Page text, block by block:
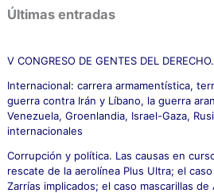
c
a
p
r
:
Últimas entradas
V CONGRESO DE GENTES DEL
Internacional: carrera armamentística,
guerra contra Irán y Líbano, la guerra
Venezuela, Groenlandia, Israel-Gaza,
internacionales
Corrupción y política. Las causas en
rescate de la aerolínea Plus Ultra; el
Zarrías implicados; el caso mascarillas de